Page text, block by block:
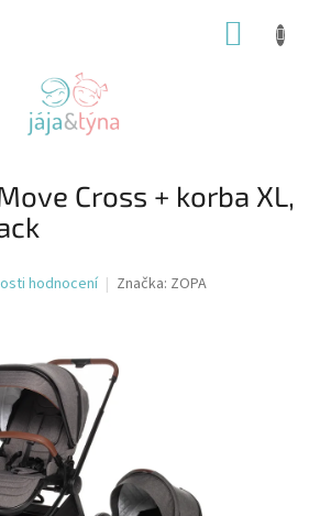
Cross + korba XL,
hodnocení Značka: ZOPA